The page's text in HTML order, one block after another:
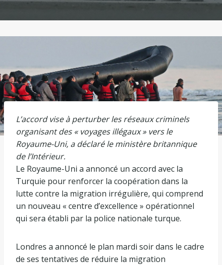
L’accord vise à perturber les réseaux criminels
organisant des « voyages illégaux » vers le
Royaume-Uni, a déclaré le ministère britannique
de l’Intérieur.
Le Royaume-Uni a annoncé un accord avec la
Turquie pour renforcer la coopération dans la
lutte contre la migration irrégulière, qui comprend
un nouveau « centre d’excellence » opérationnel
qui sera établi par la police nationale turque.
Londres a annoncé le plan mardi soir dans le cadre
de ses tentatives de réduire la migration